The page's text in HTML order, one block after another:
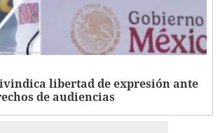
libertad de expresión ante
de audiencias